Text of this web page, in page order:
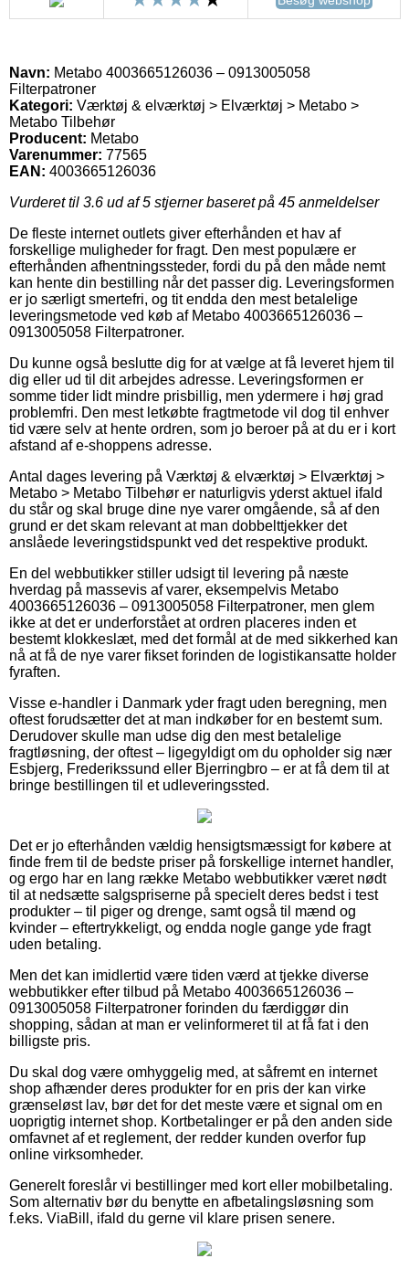
Navn: Metabo 4003665126036 – 0913005058
Filterpatroner
Kategori: Værktøj & elværktøj > Elværktøj > Metabo >
Metabo Tilbehør
Producent: Metabo
Varenummer: 77565
EAN: 4003665126036
Vurderet til 3.6 ud af 5 stjerner baseret på 45 anmeldelser
De fleste internet outlets giver efterhånden et hav af
forskellige muligheder for fragt. Den mest populære er
efterhånden afhentningssteder, fordi du på den måde nemt
kan hente din bestilling når det passer dig. Leveringsformen
er jo særligt smertefri, og tit endda den mest betalelige
leveringsmetode ved køb af Metabo 4003665126036 –
0913005058 Filterpatroner.
Du kunne også beslutte dig for at vælge at få leveret hjem til
dig eller ud til dit arbejdes adresse. Leveringsformen er
somme tider lidt mindre prisbillig, men ydermere i høj grad
problemfri. Den mest letkøbte fragtmetode vil dog til enhver
tid være selv at hente ordren, som jo beroer på at du er i kort
afstand af e-shoppens adresse.
Antal dages levering på Værktøj & elværktøj > Elværktøj >
Metabo > Metabo Tilbehør er naturligvis yderst aktuel ifald
du står og skal bruge dine nye varer omgående, så af den
grund er det skam relevant at man dobbelttjekker det
anslåede leveringstidspunkt ved det respektive produkt.
En del webbutikker stiller udsigt til levering på næste
hverdag på massevis af varer, eksempelvis Metabo
4003665126036 – 0913005058 Filterpatroner, men glem
ikke at det er underforstået at ordren placeres inden et
bestemt klokkeslæt, med det formål at de med sikkerhed kan
nå at få de nye varer fikset forinden de logistikansatte holder
fyraften.
Visse e-handler i Danmark yder fragt uden beregning, men
oftest forudsætter det at man indkøber for en bestemt sum.
Derudover skulle man udse dig den mest betalelige
fragtløsning, der oftest – ligegyldigt om du opholder sig nær
Esbjerg, Frederikssund eller Bjerringbro – er at få dem til at
bringe bestillingen til et udleveringssted.
Det er jo efterhånden vældig hensigtsmæssigt for købere at
finde frem til de bedste priser på forskellige internet handler,
og ergo har en lang række Metabo webbutikker været nødt
til at nedsætte salgspriserne på specielt deres bedst i test
produkter – til piger og drenge, samt også til mænd og
kvinder – eftertrykkeligt, og endda nogle gange yde fragt
uden betaling.
Men det kan imidlertid være tiden værd at tjekke diverse
webbutikker efter tilbud på Metabo 4003665126036 –
0913005058 Filterpatroner forinden du færdiggør din
shopping, sådan at man er velinformeret til at få fat i den
billigste pris.
Du skal dog være omhyggelig med, at såfremt en internet
shop afhænder deres produkter for en pris der kan virke
grænseløst lav, bør det for det meste være et signal om en
uoprigtig internet shop. Kortbetalinger er på den anden side
omfavnet af et reglement, der redder kunden overfor fup
online virksomheder.
Generelt foreslår vi bestillinger med kort eller mobilbetaling.
Som alternativ bør du benytte en afbetalingsløsning som
f.eks. ViaBill, ifald du gerne vil klare prisen senere.